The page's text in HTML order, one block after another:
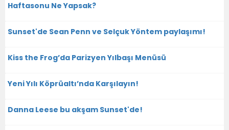
Haftasonu Ne Yapsak?
Sunset'de Sean Penn ve Selçuk Yöntem paylaşımı!
Kiss the Frog’da Parizyen Yılbaşı Menüsü
Yeni Yılı Köprüaltı’nda Karşılayın!
Danna Leese bu akşam Sunset'de!